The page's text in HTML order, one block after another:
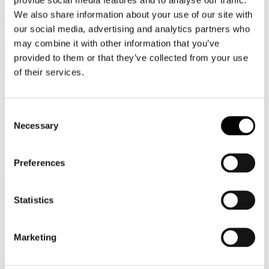
We also share information about your use of our site with
our social media, advertising and analytics partners who
may combine it with other information that you’ve
provided to them or that they’ve collected from your use
of their services.
Selection
Necessary
Preferences
Statistics
Marketing
Viale Pasteur, 8/10 - 00144 Roma
Tel. +39 06-591.91.31/40
Fax. +39 06-591.0876
In primo piano - video
bioeconomia” presso Unindustria Frosinone in occasione del
Bioeconomy Day.